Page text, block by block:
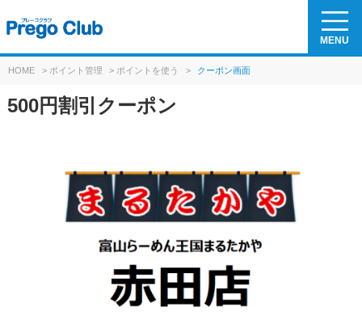
MENU
HOME > ポイント管理 > ポイントを使う > クーポン画面
500円割引クーポン